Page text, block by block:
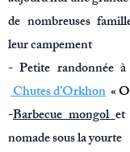
de nombreuses
leur campement
- Petite randonnée
Chutes d’Orkhon «
-Barbecue mongol
nomade sous la yourte